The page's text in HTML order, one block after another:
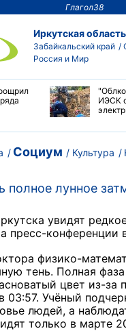
Глагол38
Иркутская область
Забайкальский край
Россия и Мир
ИЭСК
Социум Культура
лунное
увидят
пресс-конференции
физико-
тень. Полная
цвет из-
03:57. Учёный
людей, а
только в марте